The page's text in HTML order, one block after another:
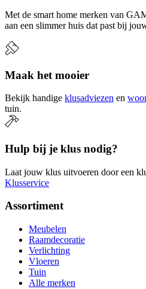
Met de smart home merken van
aan een slimmer huis dat past bij
Maak het mooier
Bekijk handige klusadviezen en
tuin.
Hulp bij je klus nodig?
Laat jouw klus uitvoeren door een
Klusservice
Assortiment
Meubelen
Raamdecoratie
Verlichting
Vloeren
Tuin
Alle merken